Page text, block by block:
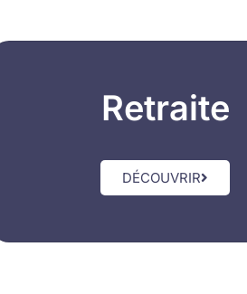
Retraite
DÉCOUVRIR